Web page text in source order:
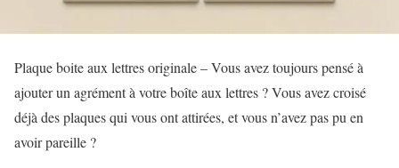
Plaque boite aux lettres originale – Vous avez toujours pensé à
ajouter un agrément à votre boîte aux lettres ? Vous avez croisé
déjà des plaques qui vous ont attirées, et vous n’avez pas pu en
avoir pareille ?